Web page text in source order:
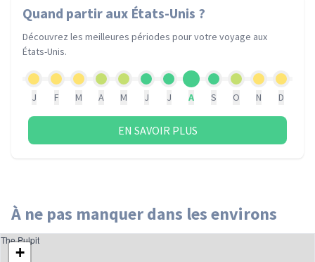
Quand partir aux États-Unis ?
Découvrez les meilleures périodes pour votre voyage aux
États-Unis.
J F M A M J J A S O N D
EN SAVOIR PLUS
À ne pas manquer dans les environs
+
The Pulpit